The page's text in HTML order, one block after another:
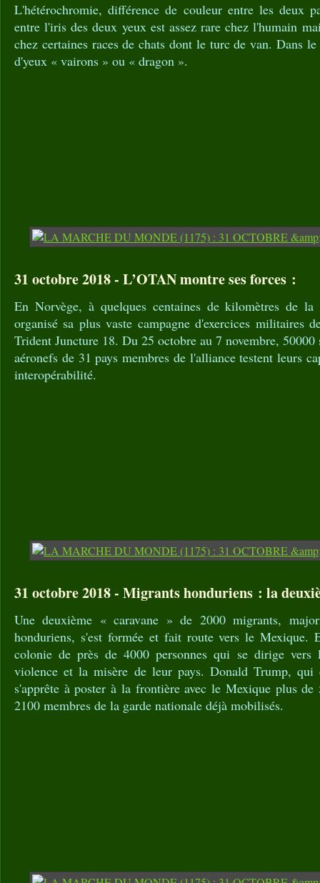
L'hétérochromie, différence de couleur entre les deux
entre l'iris des deux yeux est assez rare chez l'humain
chez certaines races de chats dont le turc de van. Dans
d'yeux « vairons » ou « dragon ».
31 octobre 2018 - L’OTAN montre ses forces :
En Norvège, à quelques centaines de kilomètres de
organisé sa plus vaste campagne d'exercices militaires
Trident Juncture 18. Du 25 octobre au 7 novembre,
aéronefs de 31 pays membres de l'alliance testent leurs
interopérabilité.
31 octobre 2018 - Migrants honduriens : la
Une deuxième « caravane » de 2000 migrants,
honduriens, s'est formée et fait route vers le Mexique.
colonie de près de 4000 personnes qui se dirige vers
violence et la misère de leur pays. Donald Trump,
s'apprête à poster à la frontière avec le Mexique plus de
2100 membres de la garde nationale déjà mobilisés.